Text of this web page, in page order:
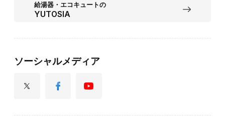
給湯器・エコキュートの
YUTOSIA
ソーシャルメディア